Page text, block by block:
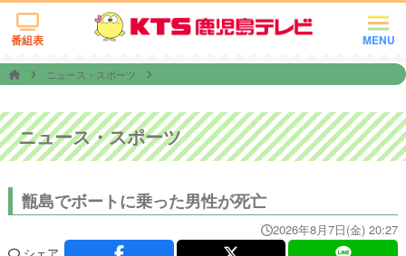
MENU
番組表
ニュース・スポーツ
ニュース・スポーツ
甑島でボートに乗った男性が死亡
2026年8月7日(金) 20:27